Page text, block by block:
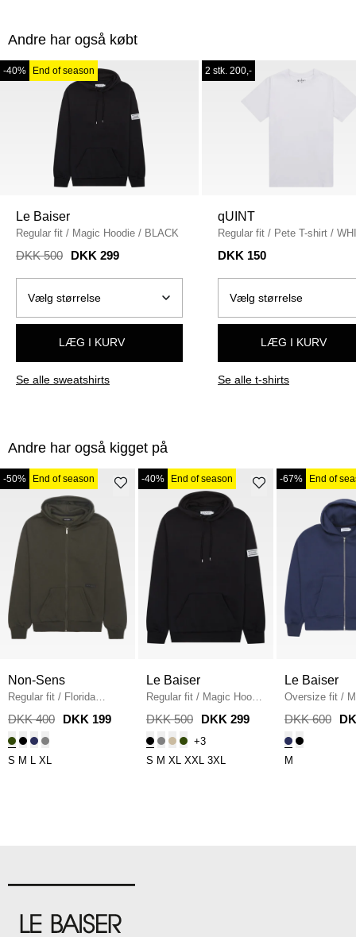
Andre har også købt
-40% End of season
Le Baiser
Regular fit / Magic Hoodie / BLACK
DKK 500 DKK 299
LÆG I KURV
Se alle sweatshirts
2 stk. 200,-
qUINT
Regular fit / Pete T-shirt /
DKK 150
LÆG I KURV
Se alle t-shirts
Andre har også kigget på
-50% End of season
Non-Sens
Regular fit / Florida
Sweatshirt
ARMY
DKK 400 DKK 199
S M XL
-40% End of season
Le Baiser
Regular fit / Magic Hoodie
/ BLACK
DKK 500 DKK 299
+3
S M XL XXL 3XL
-67% End of
Le Baiser
Oversize fit /
Zip Hoodie
DKK 600
M